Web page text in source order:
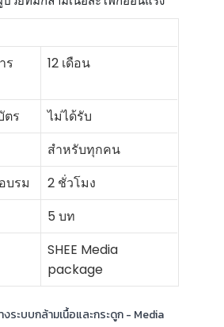
ร
12 เดือน
ตร
ไม่ได้รับ
สำหรับทุกคน
บรม
2 ชั่วโมง
5 บท
SHEE Media
package
ระบบกล้ามเนื้อและกระดูก - Media